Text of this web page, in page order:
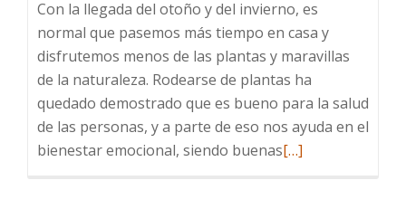
Con la llegada del otoño y del invierno, es
normal que pasemos más tiempo en casa y
disfrutemos menos de las plantas y maravillas
de la naturaleza. Rodearse de plantas ha
quedado demostrado que es bueno para la salud
de las personas, y a parte de eso nos ayuda en el
bienestar emocional, siendo buenasLeer
[…]